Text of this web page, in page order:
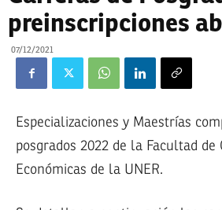
preinscripciones
07/12/2021
Especializaciones y Maestrías
posgrados 2022 de la Facultad de
Económicas de la UNER.